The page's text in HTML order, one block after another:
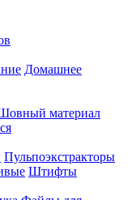
Домашнее
материал
Пульпоэкстракторы
Штифты